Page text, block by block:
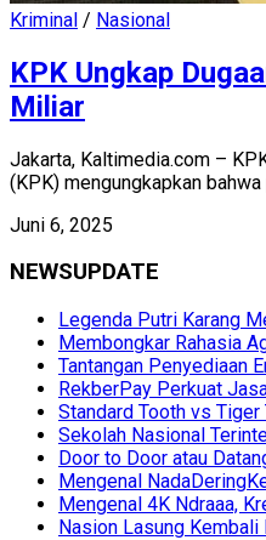
Kriminal / Nasional
KPK Ungkap
Miliar
Jakarta, Kaltimedia.com –
(KPK) mengungkapkan
Juni 6, 2025
NEWSUPDATE
Legenda Putri Karang
Membongkar Rahasia
Tantangan Penyediaan
RekberPay Perkuat
Standard Tooth vs
Sekolah Nasional
Door to Door atau
Mengenal
Mengenal 4K Ndraaa,
Nasion Lasung Kembali